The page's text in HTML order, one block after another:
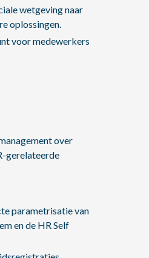
wetgeving naar
oplossingen.
voor medewerkers
over
gerelateerde
parametrisatie van
en de HR Self